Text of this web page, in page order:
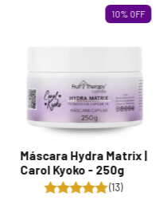
10% OFF
Máscara Hydra Matrix |
Carol Kyoko - 250g
(13)